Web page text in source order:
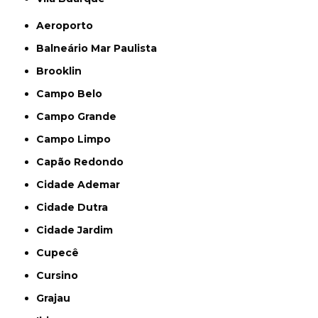
Aeroporto
Balneário Mar Paulista
Brooklin
Campo Belo
Campo Grande
Campo Limpo
Capão Redondo
Cidade Ademar
Cidade Dutra
Cidade Jardim
Cupecê
Cursino
Grajau